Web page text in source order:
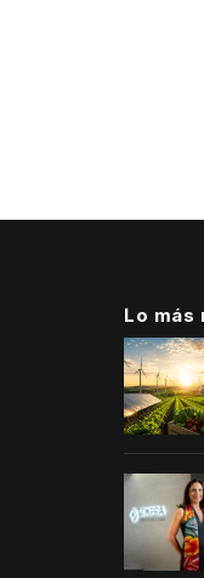
Lo más